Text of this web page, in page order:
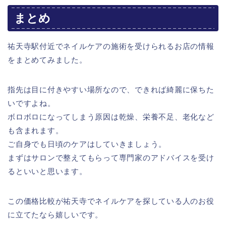
まとめ
祐天寺駅付近でネイルケアの施術を受けられるお店の情報
をまとめてみました。
指先は目に付きやすい場所なので、できれば綺麗に保ちた
いですよね。
ボロボロになってしまう原因は乾燥、栄養不足、老化など
も含まれます。
ご自身でも日頃のケアはしていきましょう。
まずはサロンで整えてもらって専門家のアドバイスを受け
るといいと思います。
この価格比較が祐天寺でネイルケアを探している人のお役
に立てたなら嬉しいです。